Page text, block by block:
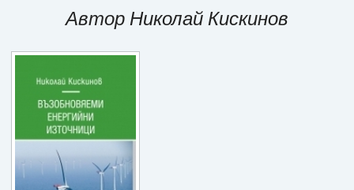
Е-списания
Подаръци
Ваучери
Промоции
Контакти
Автор Николай Кискинов